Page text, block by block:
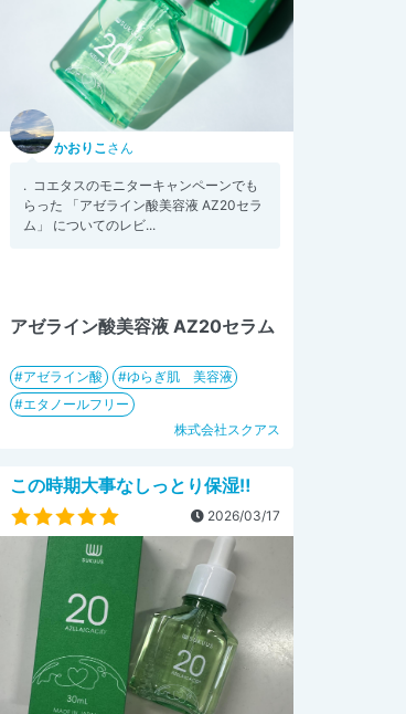
かおりこ さん
. ⁡ コエタスのモニターキャンペーンでも
らった 「アゼライン酸美容液 AZ20セラ
ム」 についてのレビ...
アゼライン酸美容液 AZ20セラム
アゼライン酸
ゆらぎ肌 美容液
エタノールフリー
株式会社スクアス
この時期大事なしっとり保湿‼️
2026/03/17